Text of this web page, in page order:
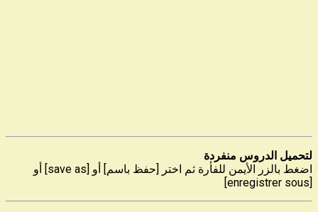
لتحميل الدروس منفردة
اضغط بالزر الأيمن للفأرة ثم اختر [حفظ باسم] أو [save as] أو
[enregistrer sous]